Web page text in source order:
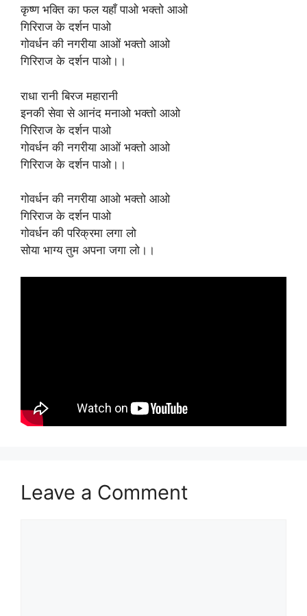
कृष्ण भक्ति का फल यहाँ पाओ भक्तो आओ
गिरिराज के दर्शन पाओ
गोवर्धन की नगरीया आओं भक्तो आओ
गिरिराज के दर्शन पाओ।।
राधा रानी बिरज महारानी
इनकी सेवा से आनंद मनाओ भक्तो आओ
गिरिराज के दर्शन पाओ
गोवर्धन की नगरीया आओं भक्तो आओ
गिरिराज के दर्शन पाओ।।
गोवर्धन की नगरीया आओ भक्तो आओ
गिरिराज के दर्शन पाओ
गोवर्धन की परिक्रमा लगा लो
सोया भाग्य तुम अपना जगा लो।।
Leave a Comment